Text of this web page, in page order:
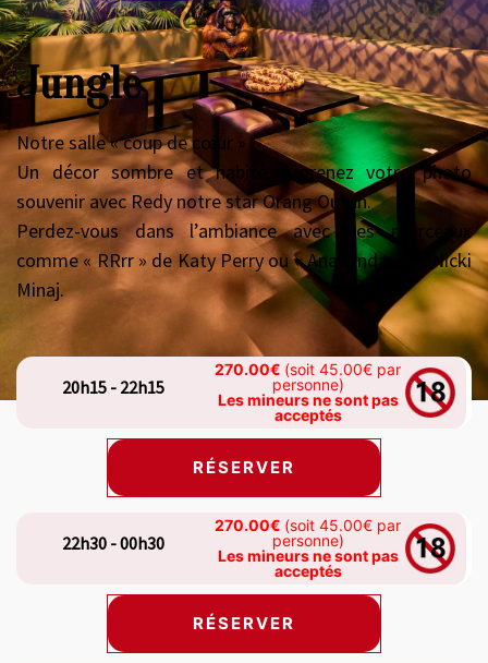
Jungle
Notre salle « coup de cœur » !
Un décor sombre et habité… prenez votre photo
souvenir avec Redy notre star Orang Outan.
Perdez-vous dans l’ambiance avec des morceaux
comme « RRrr » de Katy Perry ou « Anaconda » de Nicki
Minaj.
20h15 - 22h15
270.00€ (soit 45.00€ par
personne)
Les mineurs ne sont pas
acceptés
RÉSERVER
22h30 - 00h30
270.00€ (soit 45.00€ par
personne)
Les mineurs ne sont pas
acceptés
RÉSERVER